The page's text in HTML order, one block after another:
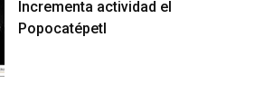
Incrementa actividad el
Popocatépetl